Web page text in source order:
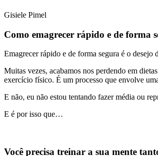
Gisiele Pimel
Como emagrecer rápido e de forma
Emagrecer rápido e de forma segura é o
Muitas vezes, acabamos nos perdendo em
exercício físico. É um processo que envolve
E não, eu não estou tentando fazer média ou
E é por isso que…
Você precisa treinar a sua mente